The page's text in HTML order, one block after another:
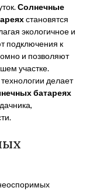
Солнечные
становятся
экологичное и
подключения к
и позволяют
участке.
делает
батареях